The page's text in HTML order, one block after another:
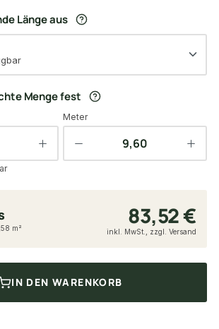
Länge aus
Menge fest
Meter
83,52 €
m² inkl. MwSt., zzgl. Versand
IN DEN WARENKORB